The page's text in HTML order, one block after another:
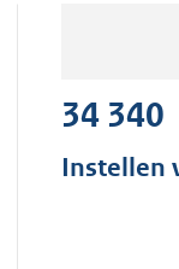
34 340
Instellen